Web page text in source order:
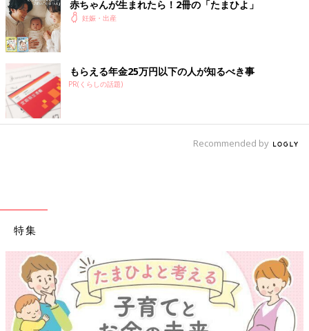
赤ちゃんが生まれたら！2冊の「たまひよ」
妊娠・出産
もらえる年金25万円以下の人が知るべき事
PR(くらしの話題)
Recommended by
特集